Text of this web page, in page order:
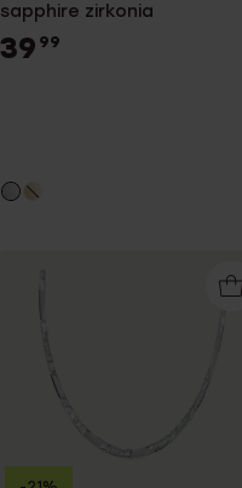
sapphire zirkonia
39 99